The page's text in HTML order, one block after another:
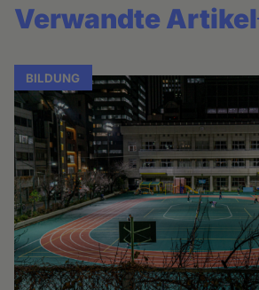
Verwandte Artikel
BILDUNG